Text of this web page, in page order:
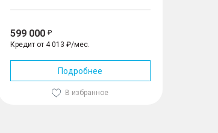
599 000
Кредит от 4 013 ₽/мес.
Подробнее
В избранное